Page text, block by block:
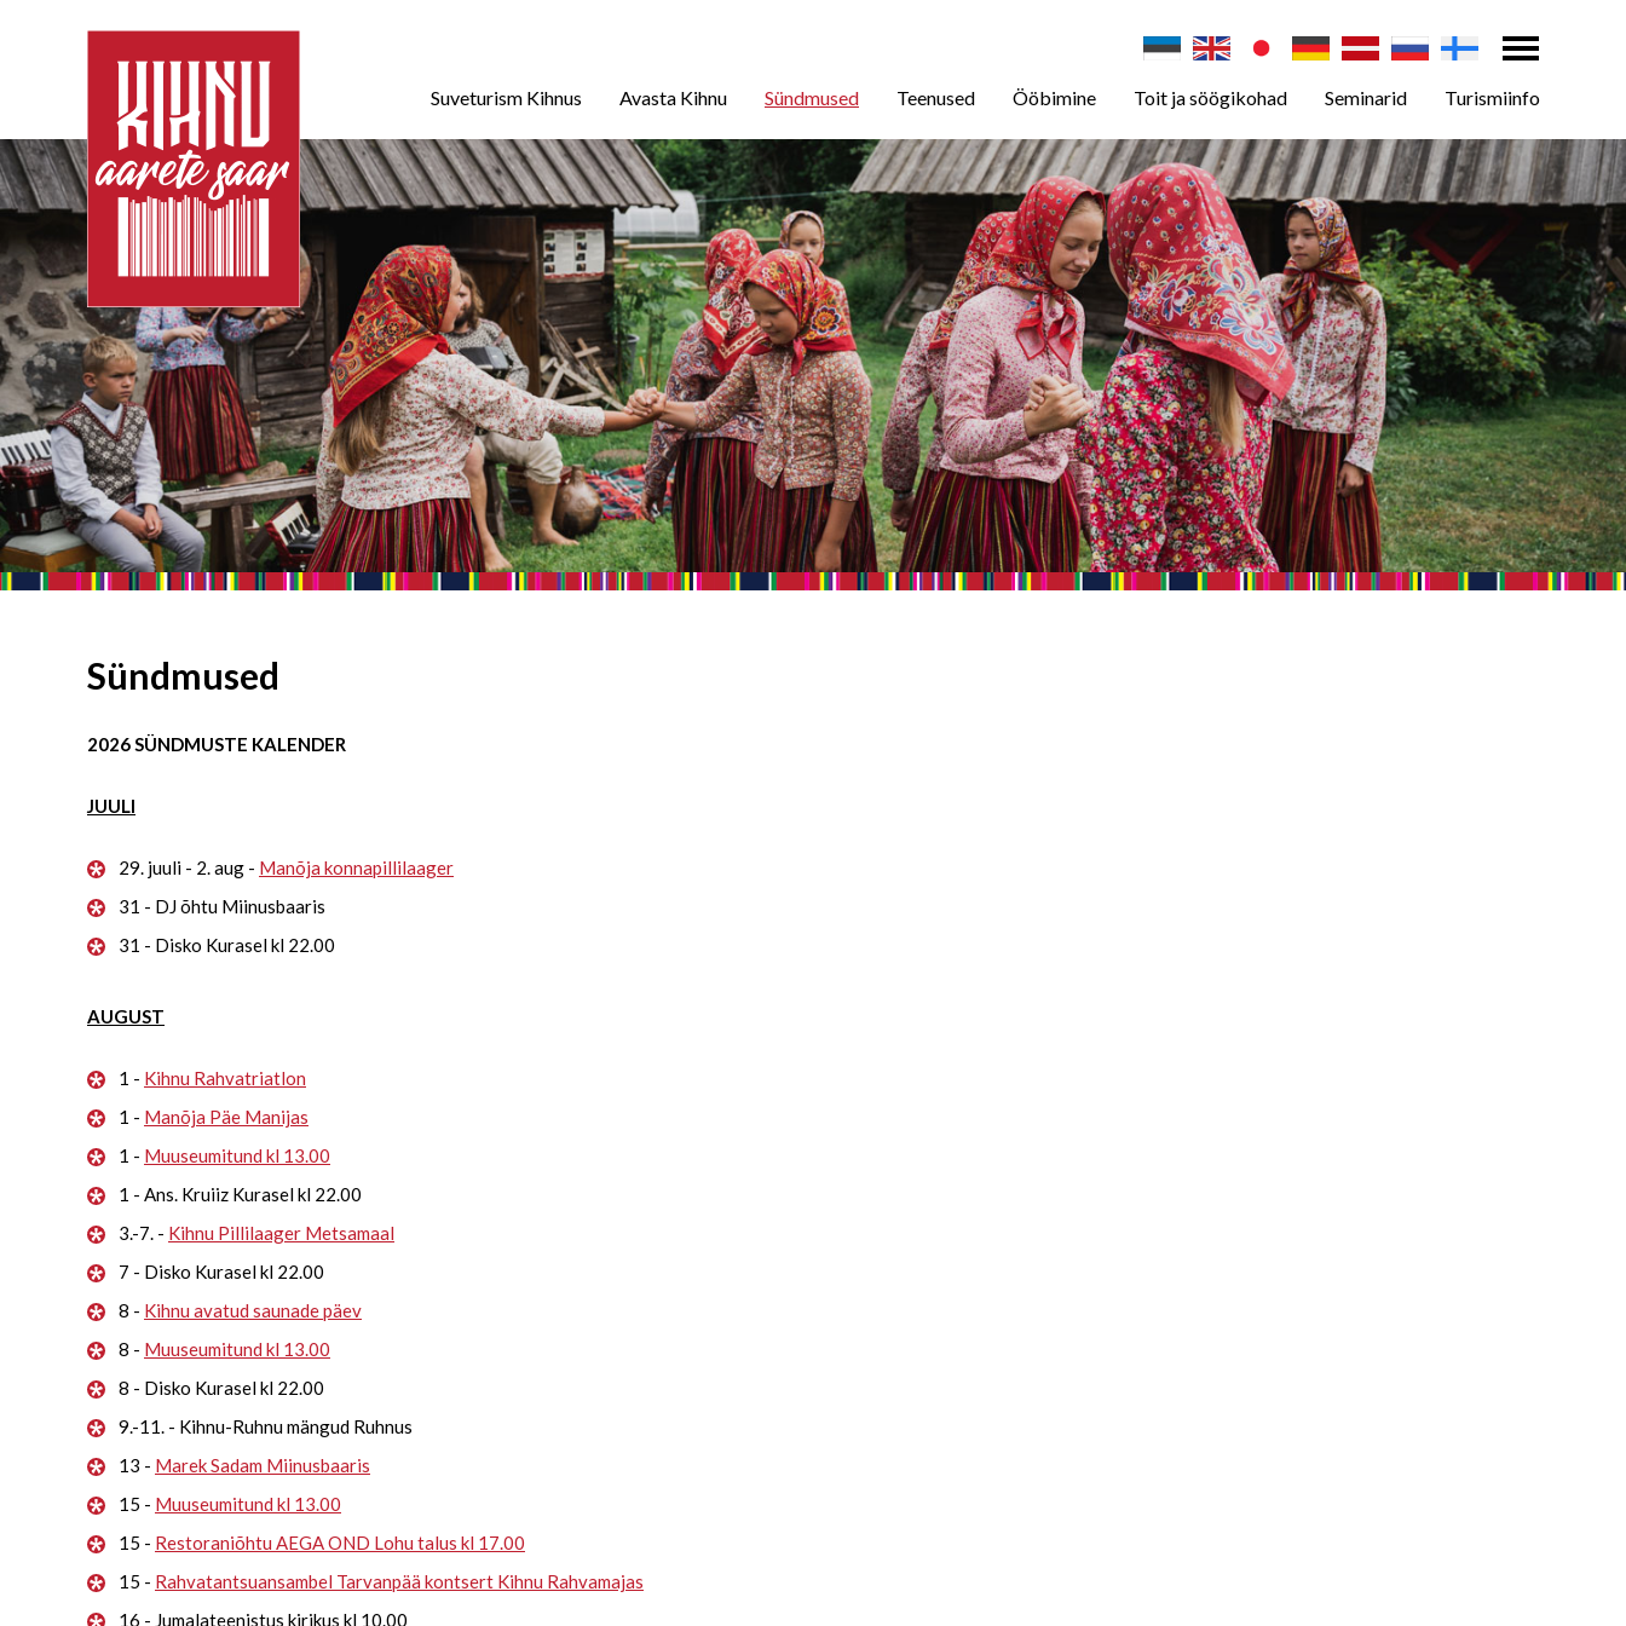
Suveturism Kihnus Avasta Kihnu Sündmused Teenused Ööbimine Toit ja söögikohad Seminarid Turismiinfo
Sündmused
2026 SÜNDMUSTE KALENDER
JUULI
29. juuli - 2. aug - Manõja konnapillilaager
31 - DJ õhtu Miinusbaaris
31 - Disko Kurasel kl 22.00
AUGUST
1 - Kihnu Rahvatriatlon
1 - Manõja Päe Manijas
1 - Muuseumitund kl 13.00
1 - Ans. Kruiiz Kurasel kl 22.00
3.-7. - Kihnu Pillilaager Metsamaal
7 - Disko Kurasel kl 22.00
8 - Kihnu avatud saunade päev
8 - Muuseumitund kl 13.00
8 - Disko Kurasel kl 22.00
9.-11. - Kihnu-Ruhnu mängud Ruhnus
13 - Marek Sadam Miinusbaaris
15 - Muuseumitund kl 13.00
15 - Restoraniõhtu AEGA OND Lohu talus kl 17.00
15 - Rahvatantsuansambel Tarvanpää kontsert Kihnu Rahvamajas
16 - Jumalateenistus kirikus kl 10.00